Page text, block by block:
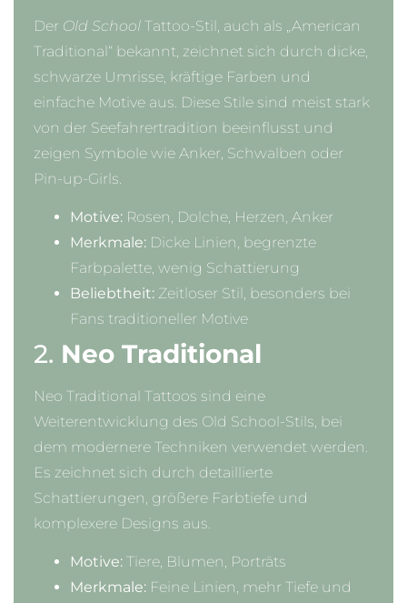
Der Old School Tattoo-Stil, auch als „American
Traditional“ bekannt, zeichnet sich durch dicke,
schwarze Umrisse, kräftige Farben und
einfache Motive aus. Diese Stile sind meist stark
von der Seefahrertradition beeinflusst und
zeigen Symbole wie Anker, Schwalben oder
Pin-up-Girls.
Motive: Rosen, Dolche, Herzen, Anker
Merkmale: Dicke Linien, begrenzte
Farbpalette, wenig Schattierung
Beliebtheit: Zeitloser Stil, besonders bei
Fans traditioneller Motive
2. Neo Traditional
Neo Traditional Tattoos sind eine
Weiterentwicklung des Old School-Stils, bei
dem modernere Techniken verwendet werden.
Es zeichnet sich durch detaillierte
Schattierungen, größere Farbtiefe und
komplexere Designs aus.
Motive: Tiere, Blumen, Porträts
Merkmale: Feine Linien, mehr Tiefe und